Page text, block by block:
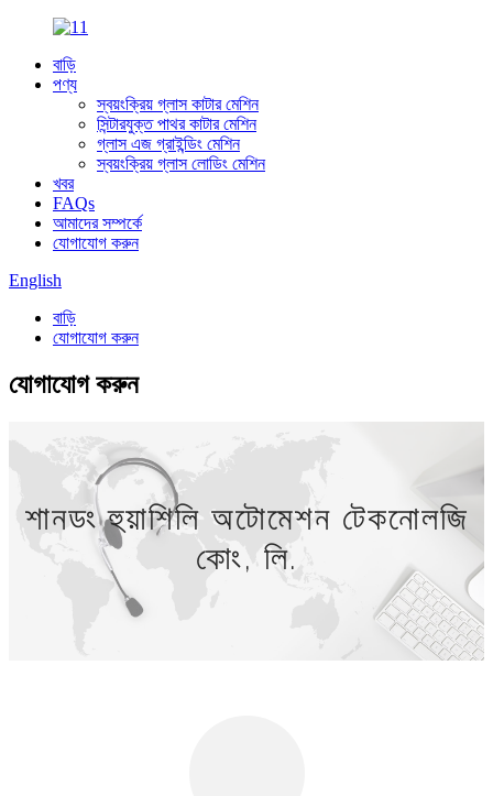
বাড়ি
পণ্য
স্বয়ংক্রিয় গ্লাস কাটার মেশিন
সিন্টারযুক্ত পাথর কাটার মেশিন
গ্লাস এজ গ্রাইন্ডিং মেশিন
স্বয়ংক্রিয় গ্লাস লোডিং মেশিন
খবর
FAQs
আমাদের সম্পর্কে
যোগাযোগ করুন
English
বাড়ি
যোগাযোগ করুন
যোগাযোগ করুন
শানডং হুয়াশিলি অটোমেশন টেকনোলজি
কোং, লি.